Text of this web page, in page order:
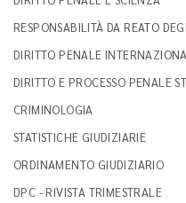
RESPONSABILITÀ DA REATO
DIRITTO PENALE
DIRITTO E PROCESSO PENALE
CRIMINOLOGIA
STATISTICHE GIUDIZIARIE
ORDINAMENTO GIUDIZIARIO
DPC - RIVISTA TRIMESTRALE